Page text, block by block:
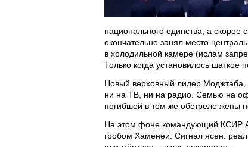
национального единства, а скорее
окончательно занял место
в холодильной камере (ислам
Только когда установилось
Новый верховный лидер Моджтаба,
ни на ТВ, ни на радио. Семью на
погибшей в том же обстреле жены
На этом фоне командующий КСИР
гробом Хаменеи. Сигнал ясен: